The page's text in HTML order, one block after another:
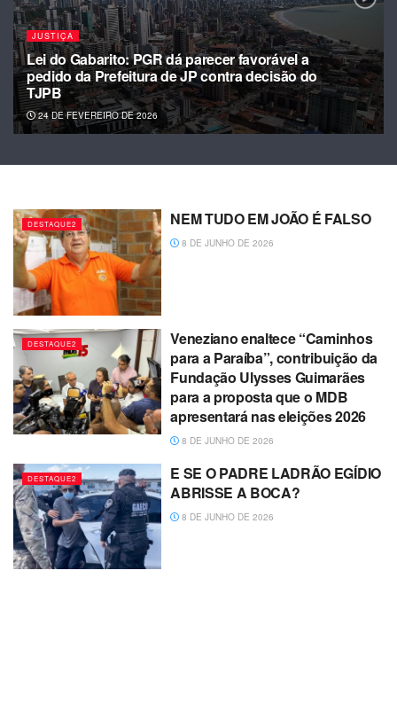
JUSTIÇA
Lei do Gabarito: PGR dá parecer favorável a
pedido da Prefeitura de JP contra decisão do
TJPB
24 DE FEVEREIRO DE 2026
DESTAQUE2 NEM TUDO EM JOÃO É FALSO
8 DE JUNHO DE 2026
DESTAQUE2
Veneziano enaltece “Caminhos
para a Paraíba”, contribuição da
Fundação Ulysses Guimarães
para a proposta que o MDB
apresentará nas eleições 2026
8 DE JUNHO DE 2026
DESTAQUE2
E SE O PADRE LADRÃO EGÍDIO
ABRISSE A BOCA?
8 DE JUNHO DE 2026